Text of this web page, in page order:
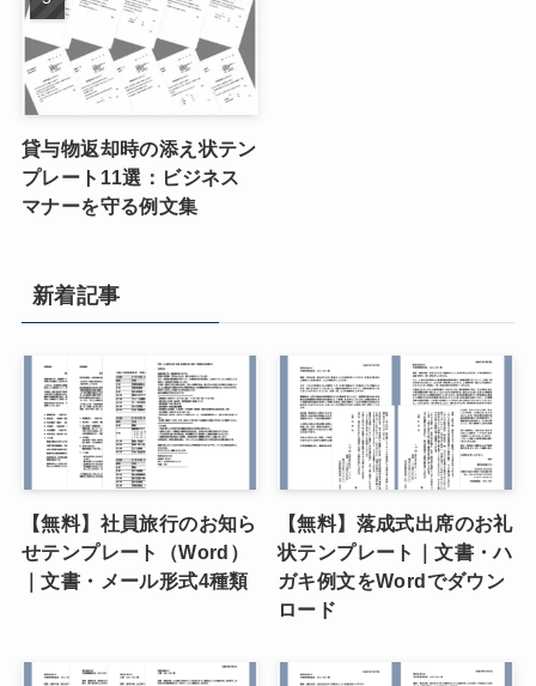
貸与物返却時の添え状テン
プレート11選：ビジネス
マナーを守る例文集
新着記事
【無料】社員旅行のお知ら
せテンプレート（Word）
｜文書・メール形式4種類
【無料】落成式出席のお礼
状テンプレート｜文書・ハ
ガキ例文をWordでダウン
ロード